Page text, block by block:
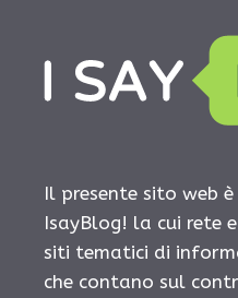
Il presente sito web
IsayBlog! la cui rete
siti tematici di
che contano sul